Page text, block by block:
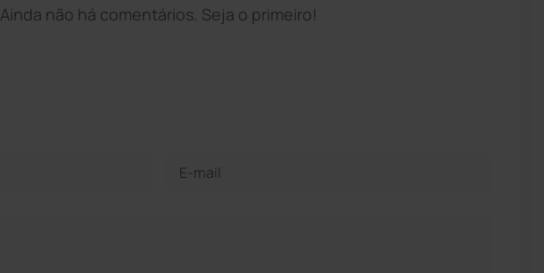
Ainda não há comentários. Seja o primeiro!